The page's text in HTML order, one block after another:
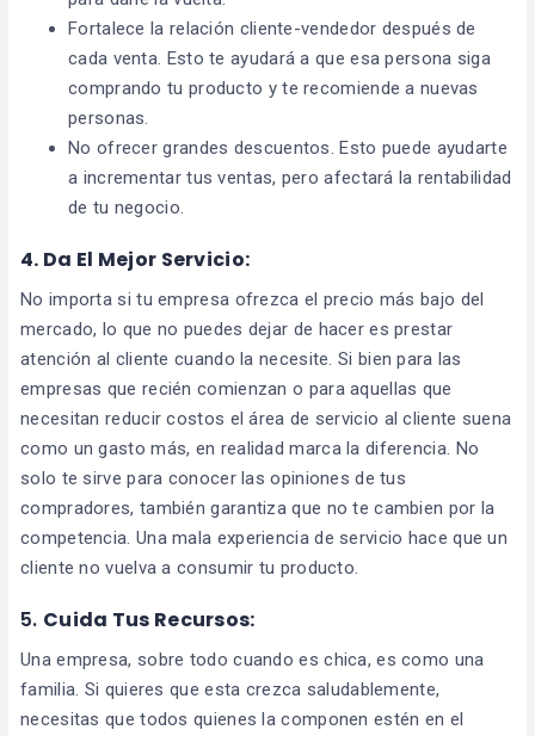
Fortalece la relación cliente-vendedor después de
cada venta. Esto te ayudará a que esa persona siga
comprando tu producto y te recomiende a nuevas
personas.
No ofrecer grandes descuentos. Esto puede ayudarte
a incrementar tus ventas, pero afectará la rentabilidad
de tu negocio.
4. Da El Mejor Servicio:
No importa si tu empresa ofrezca el precio más bajo del
mercado, lo que no puedes dejar de hacer es prestar
atención al cliente cuando la necesite. Si bien para las
empresas que recién comienzan o para aquellas que
necesitan reducir costos el área de servicio al cliente suena
como un gasto más, en realidad marca la diferencia. No
solo te sirve para conocer las opiniones de tus
compradores, también garantiza que no te cambien por la
competencia. Una mala experiencia de servicio hace que un
cliente no vuelva a consumir tu producto.
5. Cuida Tus Recursos:
Una empresa, sobre todo cuando es chica, es como una
familia. Si quieres que esta crezca saludablemente,
necesitas que todos quienes la componen estén en el